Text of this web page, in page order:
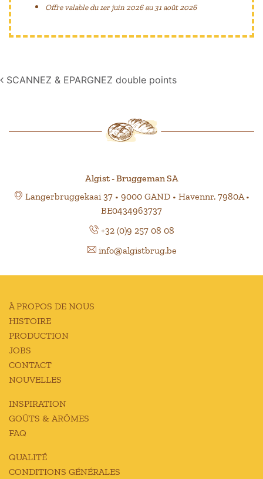
Offre valable du 1er juin 2026 au 31 août 2026
Navigation
SCANNEZ & EPARGNEZ double points
Algist - Bruggeman SA
Langerbruggekaai 37 • 9000 GAND • Havennr. 7980A •
BE0434963737
+32 (0)9 257 08 08
info@algistbrug.be
À PROPOS DE NOUS
HISTOIRE
PRODUCTION
JOBS
CONTACT
NOUVELLES
INSPIRATION
GOÛTS & ARÔMES
FAQ
QUALITÉ
CONDITIONS GÉNÉRALES